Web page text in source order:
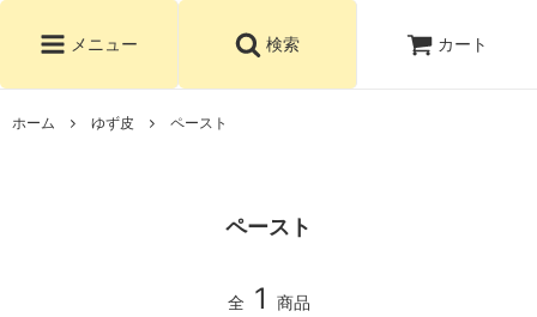
メニュー 検索 カート
ホーム ゆず皮 ペースト
ペースト
全 1 商品